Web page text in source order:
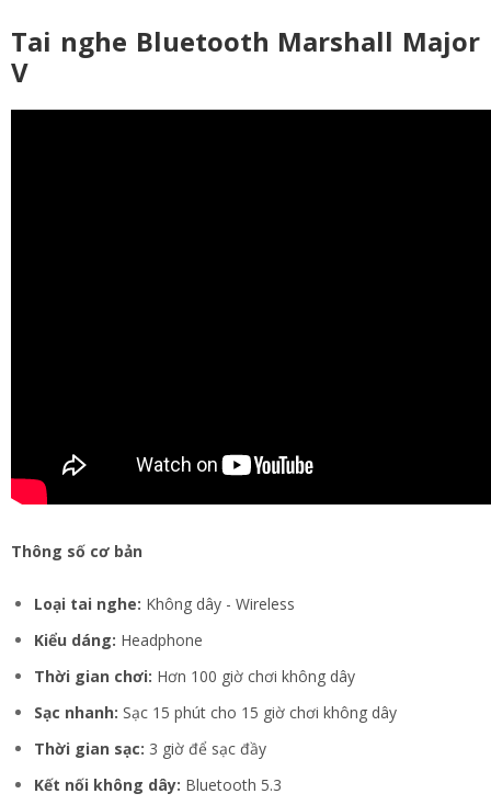
Tai nghe Bluetooth Marshall Major
V
Thông số cơ bản
Loại tai nghe: Không dây - Wireless
Kiểu dáng: Headphone
Thời gian chơi: Hơn 100 giờ chơi không dây
Sạc nhanh: Sạc 15 phút cho 15 giờ chơi không dây
Thời gian sạc: 3 giờ để sạc đầy
Kết nối không dây: Bluetooth 5.3